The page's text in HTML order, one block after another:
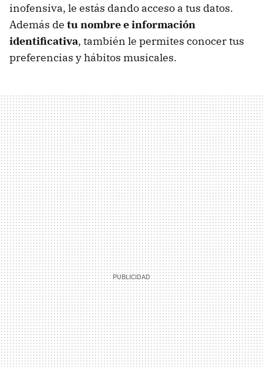
inofensiva, le estás dando acceso a tus datos.
Además de tu nombre e información
identificativa, también le permites conocer tus
preferencias y hábitos musicales.